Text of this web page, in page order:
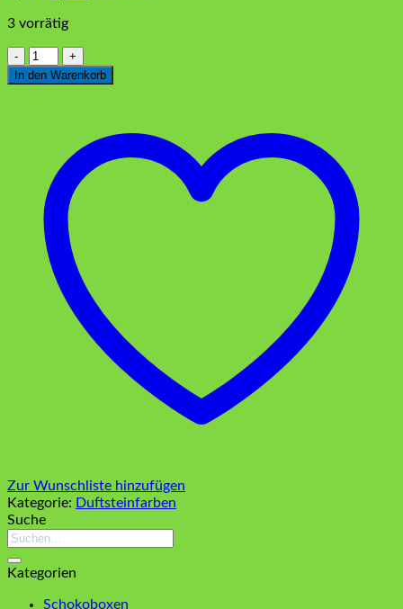
war:
3 vorrätig
Fantastischer
Granatapfel
60
In den Warenkorb
Zur Wunschliste hinzufügen
Kategorie: Duftsteinfarben
Suche
Suchen
Kategorien
Schokoboxen